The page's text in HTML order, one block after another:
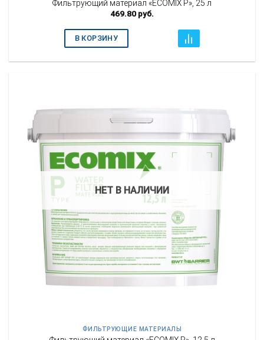
Фильтрующий материал «ECOMIX P», 25 л
469.80руб.
В КОРЗИНУ
НЕТ В НАЛИЧИИ
ФИЛЬТРУЮЩИЕ МАТЕРИАЛЫ